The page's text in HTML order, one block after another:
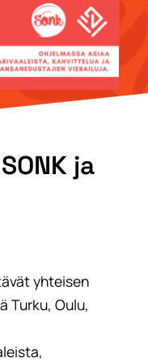
ja
yhteisen
Turku, Oulu,